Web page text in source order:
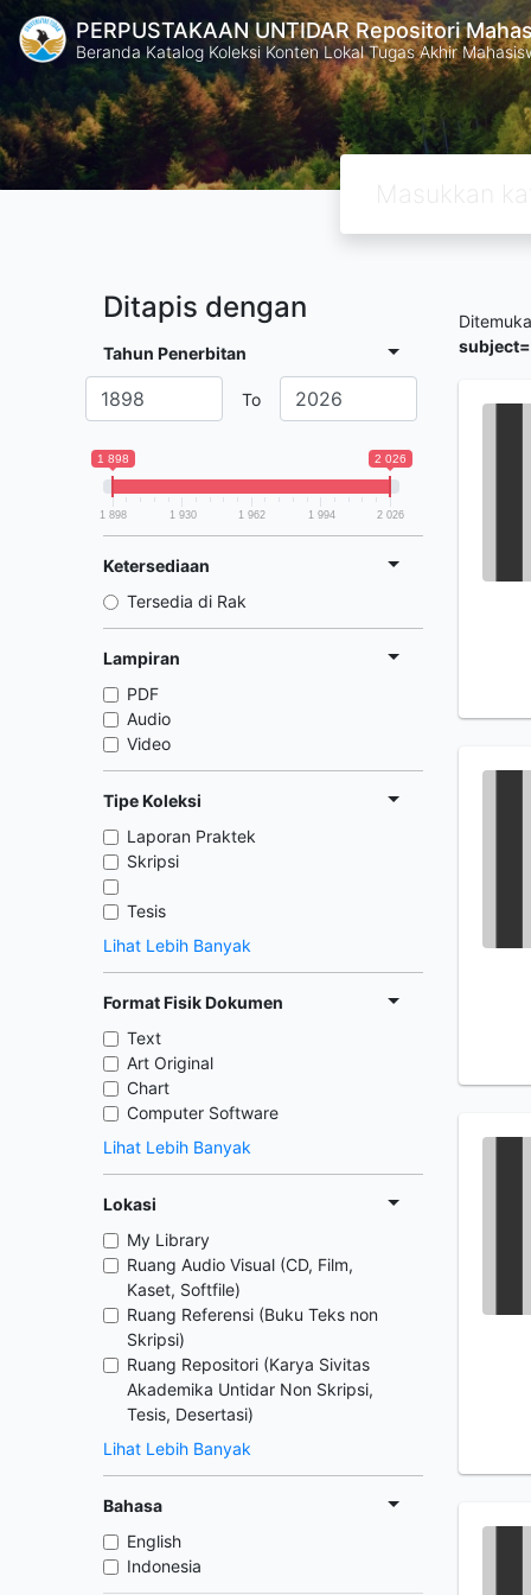
PERPUSTAKAAN UNTIDAR Repositori
Beranda Katalog Koleksi Konten Lokal Tugas Akhir
Ditapis dengan
Tahun Penerbitan
To
1 898 2 026
1 898 1 930 1 962 1 994 2 026
Ketersediaan
Tersedia di Rak
Lampiran
PDF
Audio
Video
Tipe Koleksi
Laporan Praktek
Skripsi
Tesis
Lihat Lebih Banyak
Format Fisik Dokumen
Text
Art Original
Chart
Computer Software
Lihat Lebih Banyak
Lokasi
My Library
Ruang Audio Visual (CD, Film,
Kaset, Softfile)
Ruang Referensi (Buku Teks non
Skripsi)
Ruang Repositori (Karya Sivitas
Akademika Untidar Non Skripsi,
Tesis, Desertasi)
Lihat Lebih Banyak
Bahasa
English
Indonesia